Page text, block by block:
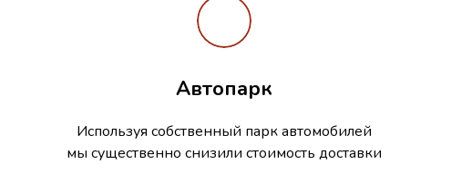
Автопарк
Используя собственный парк автомобилей
мы существенно снизили стоимость доставки